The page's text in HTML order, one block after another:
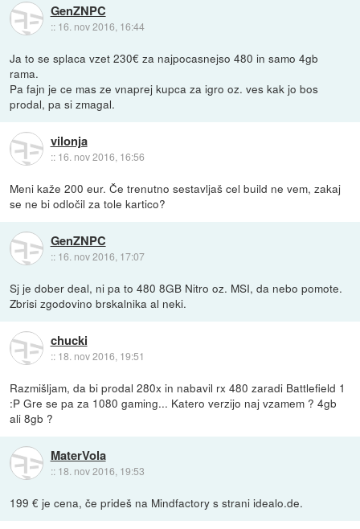
GenZNPC
:: 16. nov 2016, 16:44
Ja to se splaca vzet 230€ za najpocasnejso 480 in samo 4gb
rama.
Pa fajn je ce mas ze vnaprej kupca za igro oz. ves kak jo bos
prodal, pa si zmagal.
vilonja
:: 16. nov 2016, 16:56
Meni kaže 200 eur. Če trenutno sestavljaš cel build ne vem, zakaj
se ne bi odločil za tole kartico?
GenZNPC
:: 16. nov 2016, 17:07
Sj je dober deal, ni pa to 480 8GB Nitro oz. MSI, da nebo pomote.
Zbrisi zgodovino brskalnika al neki.
chucki
:: 18. nov 2016, 19:51
Razmišljam, da bi prodal 280x in nabavil rx 480 zaradi Battlefield 1
:P Gre se pa za 1080 gaming... Katero verzijo naj vzamem ? 4gb
ali 8gb ?
MaterVola
:: 18. nov 2016, 19:53
199 € je cena, če prideš na Mindfactory s strani idealo.de.